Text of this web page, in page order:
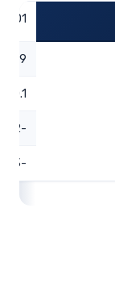
0.29
0.1
-0.22
-0.03